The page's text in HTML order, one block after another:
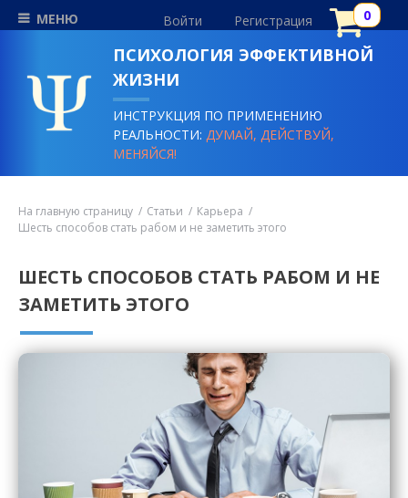
МЕНЮ Войти Регистрация
ПСИХОЛОГИЯ ЭФФЕКТИВНОЙ
ЖИЗНИ
ИНСТРУКЦИЯ ПО ПРИМЕНЕНИЮ
РЕАЛЬНОСТИ:ДУМАЙ, ДЕЙСТВУЙ,
МЕНЯЙСЯ!
На главную страницу Статьи
Карьера
Шесть способов стать рабом и не заметить этого
ШЕСТЬ СПОСОБОВ СТАТЬ РАБОМ И НЕ
ЗАМЕТИТЬ ЭТОГО